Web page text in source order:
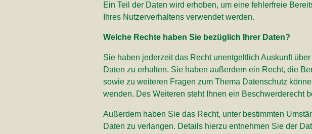
Ein Teil der Daten wird erhoben, um eine fehlerfreie
Ihres Nutzerverhaltens verwendet werden.
Welche Rechte haben Sie bezüglich Ihrer Daten?
Sie haben jederzeit das Recht unentgeltlich Auskunft
Daten zu erhalten. Sie haben außerdem ein Recht, die
sowie zu weiteren Fragen zum Thema Datenschutz
wenden. Des Weiteren steht Ihnen ein Beschwerderecht
Außerdem haben Sie das Recht, unter bestimmten
Daten zu verlangen. Details hierzu entnehmen Sie der